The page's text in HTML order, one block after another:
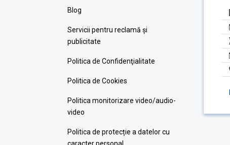
Blog
Servicii pentru reclamă și
publicitate
Politica de Confidenţialitate
Politica de Cookies
Politica monitorizare video/audio-
video
Politica de protecție a datelor cu